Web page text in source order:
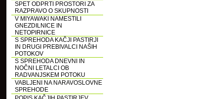
SPET ODPRTI PROSTORI ZA
RAZPRAVO O SKUPNOSTI
V MIYAWAKI NAMESTILI
GNEZDILNICE IN
NETOPIRNICE
S SPREHODA KAČJI PASTIRJI
IN DRUGI PREBIVALCI NAŠIH
POTOKOV
S SPREHODA DNEVNI IN
NOČNI LETALCI OB
RADVANJSKEM POTOKU
VABLJENI NA NARAVOSLOVNE
SPREHODE